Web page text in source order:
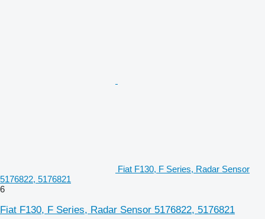
Fiat F130, F Series, Radar Sensor
5176822, 5176821
6
Fiat F130, F Series, Radar Sensor 5176822, 5176821